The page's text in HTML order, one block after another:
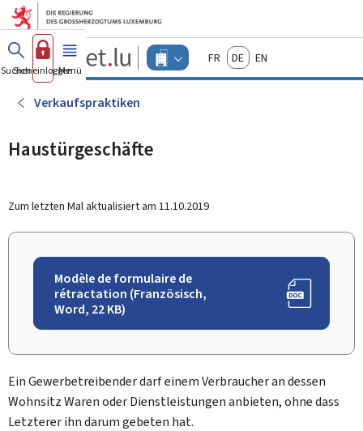
Zum Hauptmenü
Zum Inhalt
Guichet.lu
Changer
d'espace
FrançaisDeutschEnglish
Suchen
Sich einloggen
Menü Haupt-
Verkaufspraktiken
Haustürgeschäfte
Zum letzten Mal aktualisiert am 11.10.2019
Modèle de formulaire de
rétractation (Französisch,
Word, 22 KB)
Ein Gewerbetreibender darf einem Verbraucher an dessen
Wohnsitz Waren oder Dienstleistungen anbieten, ohne dass
Letzterer ihn darum gebeten hat.